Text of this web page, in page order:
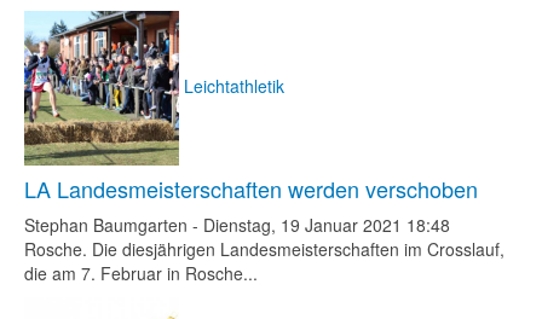
Leichtathletik
LA Landesmeisterschaften werden verschoben
Stephan Baumgarten - Dienstag, 19 Januar 2021 18:48
Rosche. Die diesjährigen Landesmeisterschaften im Crosslauf,
die am 7. Februar in Rosche...